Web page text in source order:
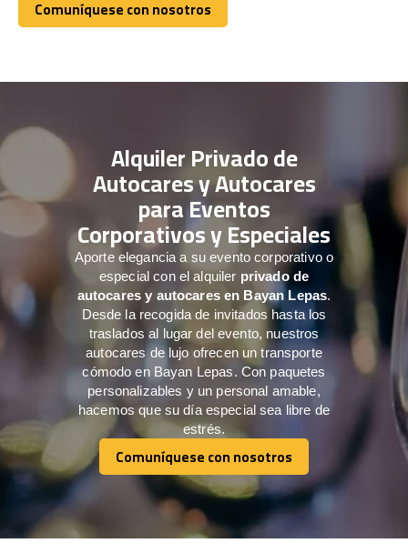
Comuníquese con nosotros
Comuníquese con nosotros
Alquiler Privado de
Autocares y Autocares
para Eventos
Corporativos y Especiales
Aporte elegancia a su evento corporativo o
especial con el alquiler privado de
autocares y autocares en Bayan Lepas.
Desde la recogida de invitados hasta los
traslados al lugar del evento, nuestros
autocares de lujo ofrecen un transporte
cómodo en Bayan Lepas. Con paquetes
personalizables y un personal amable,
hacemos que su día especial sea libre de
estrés.
Comuníquese con nosotros
Comuníquese con nosotros